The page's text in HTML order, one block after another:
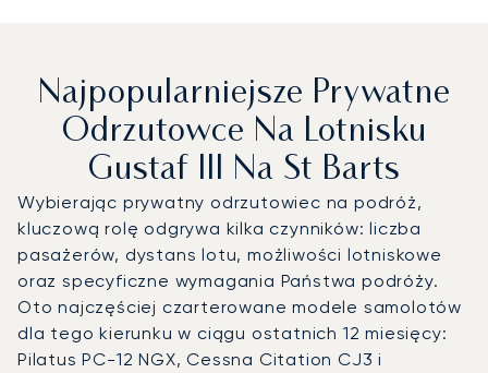
Najpopularniejsze Prywatne
Odrzutowce Na Lotnisku
Gustaf III Na St Barts
Wybierając prywatny odrzutowiec na podróż,
kluczową rolę odgrywa kilka czynników: liczba
pasażerów, dystans lotu, możliwości lotniskowe
oraz specyficzne wymagania Państwa podróży.
Oto najczęściej czarterowane modele samolotów
dla tego kierunku w ciągu ostatnich 12 miesięcy:
Pilatus PC-12 NGX, Cessna Citation CJ3 i